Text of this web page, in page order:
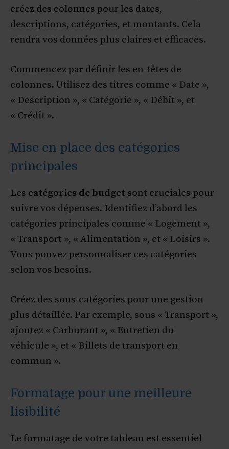
créez des colonnes pour les dates,
descriptions, catégories, et montants. Cela
rendra vos données plus claires et efficaces.
Commencez par définir les en-têtes de
colonnes. Utilisez des titres comme « Date »,
« Description », « Catégorie », « Débit », et
« Crédit ».
Mise en place des catégories
principales
Les catégories de budget sont cruciales pour
suivre vos dépenses. Identifiez d’abord les
catégories principales comme « Logement »,
« Transport », « Alimentation », et « Loisirs ».
Vous pouvez personnaliser ces catégories
selon vos besoins.
Créez des sous-catégories pour une gestion
plus détaillée. Par exemple, sous « Transport »,
ajoutez « Carburant », « Entretien du
véhicule », et « Billets de transport en
commun ».
Formatage pour une meilleure
lisibilité
Le formatage de votre tableau est essentiel